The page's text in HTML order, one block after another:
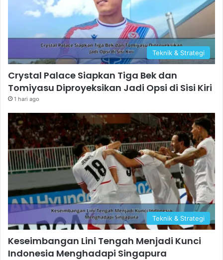
Teknik & Strategi
Crystal Palace Siapkan Tiga Bek dan
Tomiyasu Diproyeksikan Jadi Opsi di Sisi Kiri
1 hari ago
Teknik & Strategi
Keseimbangan Lini Tengah Menjadi Kunci
Indonesia Menghadapi Singapura